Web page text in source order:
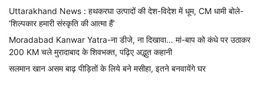
Uttarakhand News : हथकरघा उत्पादों की देश-विदेश में धूम, CM धामी बोले-
‘शिल्पकार हमारी संस्कृति की आत्मा हैं’
Moradabad Kanwar Yatra-ना डीजे, ना दिखावा… मां-बाप को कंधे पर उठाकर
200 KM चले मुरादाबाद के शिवभक्त, पढ़िए अद्भुत कहानी
सलमान खान असम बाढ़ पीड़ितों के लिये बने मसीहा, इतने बनवायेंगे घर